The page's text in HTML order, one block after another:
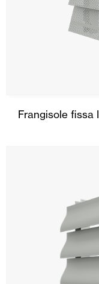
Frangisole fissa